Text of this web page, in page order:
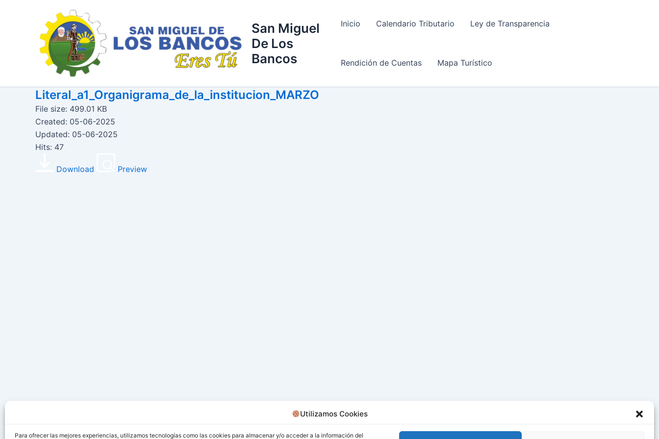
Utilizamos Cookies
Para ofrecer las mejores experiencias, utilizamos tecnologías como las cookies para almacenar y/o acceder a la información del
San Miguel
De Los
Bancos
Inicio Calendario Tributario Ley de Transparencia
Rendición de Cuentas Mapa Turístico
Literal_a1_Organigrama_de_la_institucion_MARZO
File size: 499.01 KB
Created: 05-06-2025
Updated: 05-06-2025
Hits: 47
Download Preview